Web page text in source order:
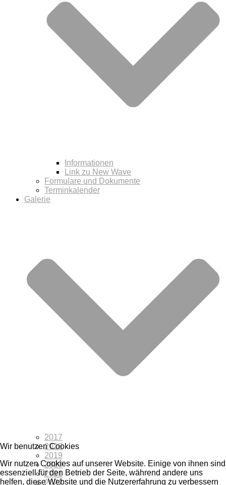
Informationen
Link zu New Wave
Formulare und Dokumente
Terminkalender
Galerie
2017
2018
2019
2020
2021
2022
Wir benutzen Cookies
Wir nutzen Cookies auf unserer Website. Einige von ihnen sind
essenziell für den Betrieb der Seite, während andere uns
helfen, diese Website und die Nutzererfahrung zu verbessern